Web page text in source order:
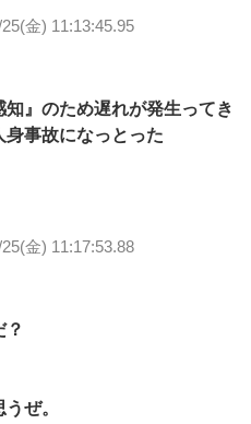
金) 11:13:45.95
』のため遅れが発生ってき
事故になっとった
金) 11:17:53.88
？
ぜ。